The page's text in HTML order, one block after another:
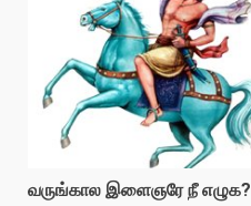
வருங்கால இளைஞரே நீ எழுக?